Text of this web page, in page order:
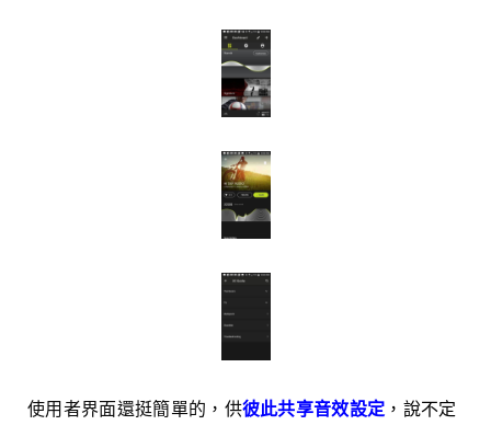
使用者界面還挺簡單的，供彼此共享音效設定 ，說不定